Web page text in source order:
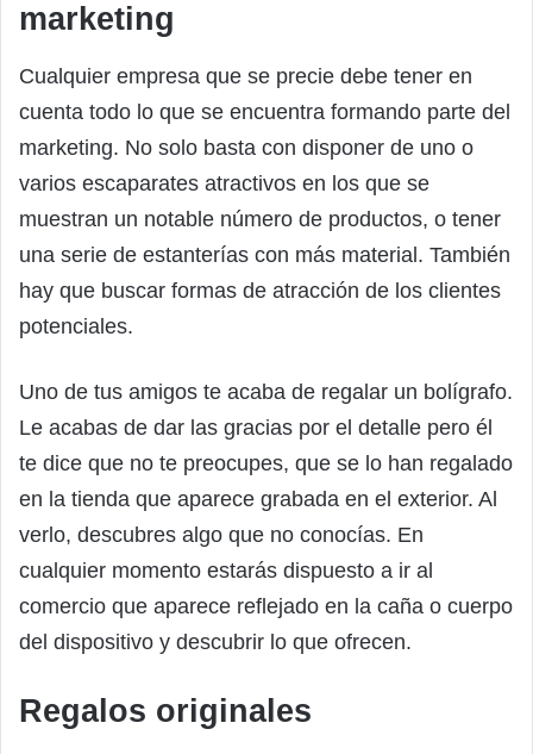
marketing
Cualquier empresa que se precie debe tener en
cuenta todo lo que se encuentra formando parte del
marketing. No solo basta con disponer de uno o
varios escaparates atractivos en los que se
muestran un notable número de productos, o tener
una serie de estanterías con más material. También
hay que buscar formas de atracción de los clientes
potenciales.
Uno de tus amigos te acaba de regalar un bolígrafo.
Le acabas de dar las gracias por el detalle pero él
te dice que no te preocupes, que se lo han regalado
en la tienda que aparece grabada en el exterior. Al
verlo, descubres algo que no conocías. En
cualquier momento estarás dispuesto a ir al
comercio que aparece reflejado en la caña o cuerpo
del dispositivo y descubrir lo que ofrecen.
Regalos originales